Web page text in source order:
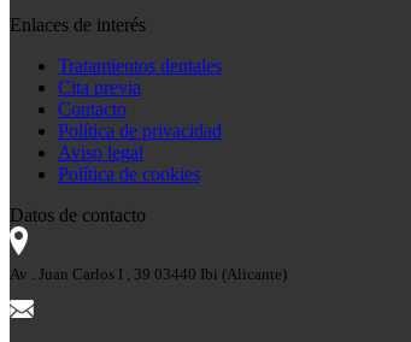
Enlaces de interés
Tratamientos dentales
Cita previa
Contacto
Política de privacidad
Aviso legal
Política de cookies
Datos de contacto
Av . Juan Carlos I , 39 03440 Ibi (Alicante)